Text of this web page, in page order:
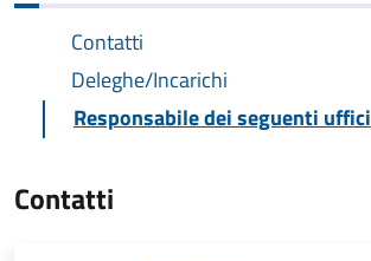
Contatti
Deleghe/Incarichi
Responsabile dei seguenti uffici
Contatti